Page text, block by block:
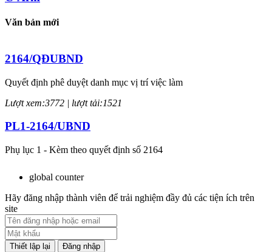
Văn bản mới
2164/QĐUBND
Quyết định phê duyệt danh mục vị trí việc làm
Lượt xem:3772 | lượt tải:1521
PL1-2164/UBND
Phụ lục 1 - Kèm theo quyết định số 2164
PL2-2164/UBND
Phụ lục 2 - Kèm theo quyết định số 2164
Lượt xem:1998 | lượt tải:1060
global counter
Hãy đăng nhập thành viên để trải nghiệm đầy đủ các tiện ích trên
site
Đăng nhập